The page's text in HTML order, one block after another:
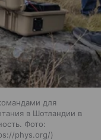
для
в Шотландии в
Фото:
phys.org/